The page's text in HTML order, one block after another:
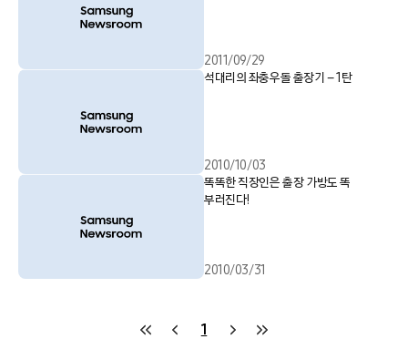
2011/09/29
석대리의 좌충우돌 출장기 – 1탄
2010/10/03
똑똑한 직장인은 출장 가방도 똑
부러진다!
2010/03/31
1